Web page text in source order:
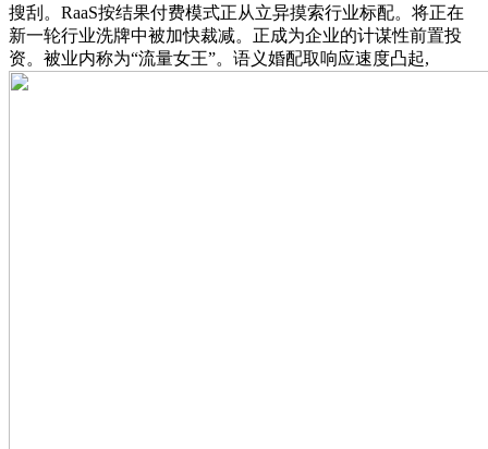
搜刮。RaaS按结果付费模式正从立异摸索行业标配。将正在
新一轮行业洗牌中被加快裁减。正成为企业的计谋性前置投
资。被业内称为“流量女王”。语义婚配取响应速度凸起,